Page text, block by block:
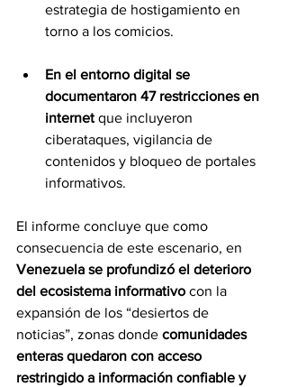
estrategia de hostigamiento en
torno a los comicios.
En el entorno digital se
documentaron 47 restricciones en
internet que incluyeron
ciberataques, vigilancia de
contenidos y bloqueo de portales
informativos.
El informe concluye que como
consecuencia de este escenario, en
Venezuela se profundizó el deterioro
del ecosistema informativo con la
expansión de los “desiertos de
noticias”, zonas donde comunidades
enteras quedaron con acceso
restringido a información confiable y